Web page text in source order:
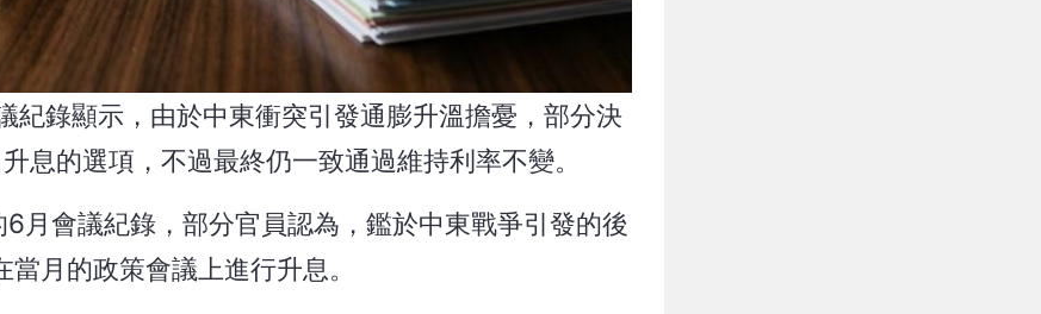
紀錄顯示，由於中東衝突引發通膨升溫擔憂，部分決
息的選項，不過最終仍一致通過維持利率不變。
月會議紀錄，部分官員認為，鑑於中東戰爭引發的後
月的政策會議上進行升息。